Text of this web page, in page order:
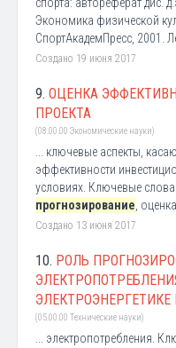
Экономика физической
СпортАкадемПресс, 2001.
Создано 19 июня 2017
9. ОЦЕНКА
ПРОЕКТА
(08.00.00 Экономические науки)
... ключевые аспекты,
эффективности
условиях. Ключевые
прогнозирование ,
Создано 13 июня 2017
10. РОЛЬ
ЭЛЕКТРОЭНЕРГЕТИКЕ
(05.00.00 Технические науки)
... электропотребления.